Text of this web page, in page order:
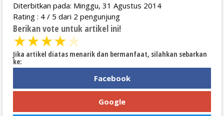
Diterbitkan pada: Minggu, 31 Agustus 2014
Rating : 4 / 5 dari 2 pengunjung
Berikan vote untuk artikel ini!
★★★★★
Jika artikel diatas menarik dan bermanfaat, silahkan sebarkan
ke:
Facebook
Google